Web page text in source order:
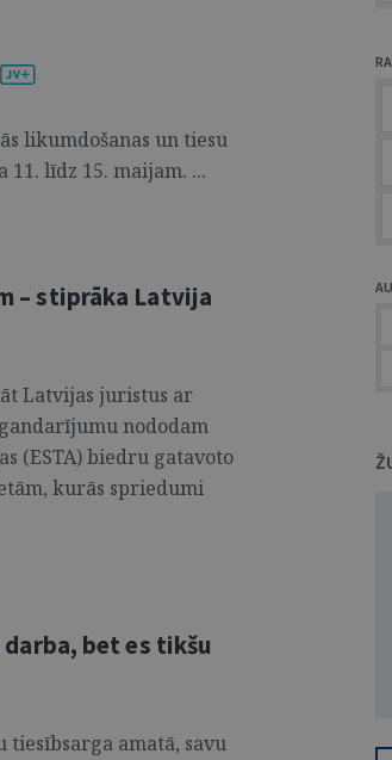
likumdošanas un tiesu
līdz 15. maijam. ...
– stiprāka Latvija
Latvijas juristus ar
nododam
(ESTA) biedru gatavoto
kurās spriedumi
bet es tikšu
tiesībsarga amatā, savu